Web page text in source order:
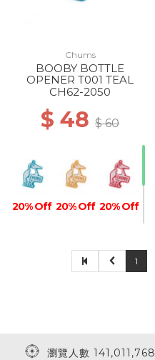
Chums
BOOBY BOTTLE
OPENER T001 TEAL
CH62-2050
$ 48 $ 60
20% Off 20% Off 20% Off
1
瀏覽人數 141,011,768